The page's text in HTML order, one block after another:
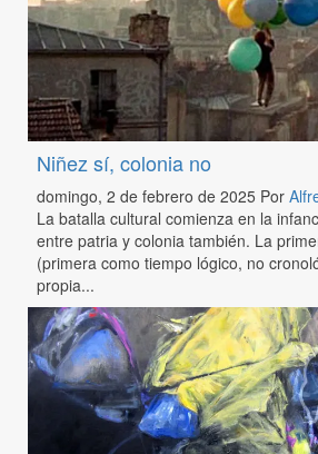
Niñez sí, colonia no
domingo, 2 de febrero de 2025 Por
La batalla cultural comienza en la
entre patria y colonia también. La
(primera como tiempo lógico, no
propia...